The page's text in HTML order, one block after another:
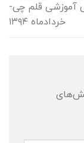
آموزشی قلم چی-
خردادماه ۱۳۹۴